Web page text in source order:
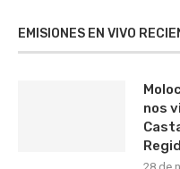
EMISIONES EN VIVO
nos